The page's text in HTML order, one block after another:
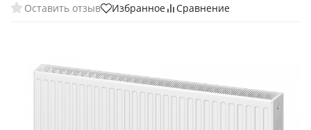
Оставить отзыв Избранное Сравнение